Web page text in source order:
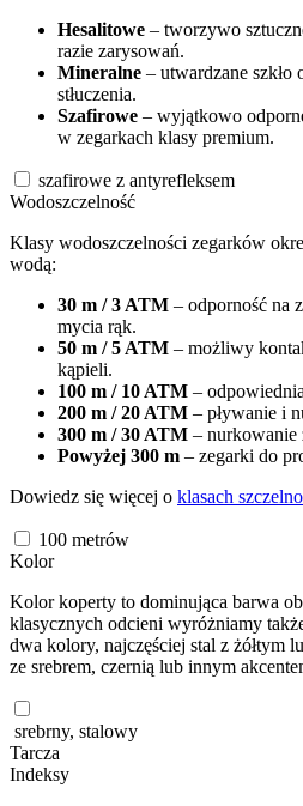
Hesalitowe – tworzywo
razie zarysowań.
Mineralne – utwardzane szkło
stłuczenia.
Szafirowe – wyjątkowo
w zegarkach klasy premium.
szafirowe z antyrefleksem
Wodoszczelność
Klasy wodoszczelności zegarków
wodą:
30 m / 3 ATM – odporność na
mycia rąk.
50 m / 5 ATM – możliwy
kąpieli.
100 m / 10 ATM –
200 m / 20 ATM – pływanie i
300 m / 30 ATM – nurkowanie
Powyżej 300 m – zegarki do
Dowiedz się więcej o klasach
100 metrów
Kolor
Kolor koperty to dominująca barwa
klasycznych odcieni wyróżniamy
dwa kolory, najczęściej stal z żółtym
ze srebrem, czernią lub innym
srebrny, stalowy
Tarcza
Indeksy